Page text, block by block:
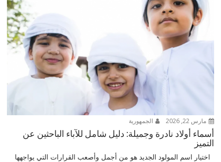
مارس 22, 2026 الجمهورية
أسماء أولاد نادرة وجميلة: دليل شامل للآباء الباحثين عن
التميز
اختيار اسم المولود الجديد هو من أجمل وأصعب القرارات التي يواجهها